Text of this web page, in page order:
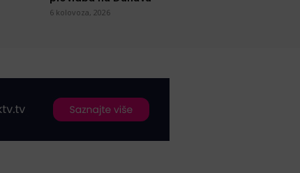
6 kolovoza, 2026